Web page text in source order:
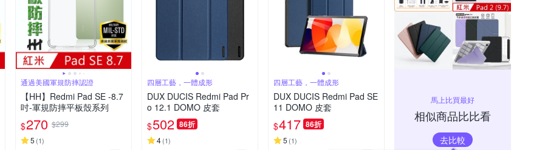
通過美國軍規防摔認證
【HH】Redmi Pad SE -8.7
吋-軍規防摔平板殼系列
$270 $299
5 (1)
四層工藝，一體成形
DUX DUCIS Redmi Pad Pr
o 12.1 DOMO 皮套
$502 86折
4(1)
四層工藝，一體成形
DUX DUCIS Redmi Pad SE
11 DOMO 皮套
$417 86折
5 (1)
馬上比買最好
相似商品比比看
去比較